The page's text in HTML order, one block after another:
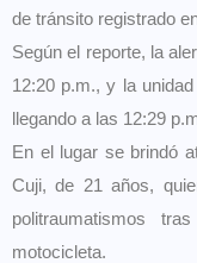
de tránsito registrado
Según el reporte, la
12:20 p.m., y la
llegando a las 12:29
En el lugar se brindó
Cuji, de 21 años,
politraumatismos
motocicleta.